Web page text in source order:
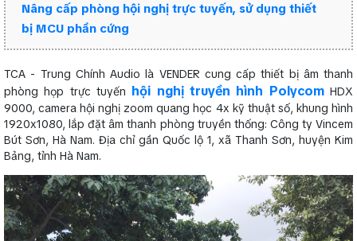
Nâng cấp phòng hội nghị trực tuyến, sử dụng thiết
bị MCU phần cứng
TCA - Trung Chính Audio là VENDER cung cấp thiết bị âm thanh
phòng họp trực tuyến hội nghị truyền hình PolycomHDX
9000, camera hội nghị zoom quang học 4x kỹ thuật số, khung hình
1920x1080, lắp đặt âm thanh phòng truyền thống: Công ty Vincem
Bút Sơn, Hà Nam. Địa chỉ gần Quốc lộ 1, xã Thanh Sơn, huyện Kim
Bảng, tỉnh Hà Nam.